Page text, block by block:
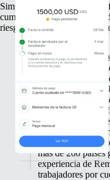
Simplifica la contratación, la
cumplimiento de las normas
riesgos de clasificación
Protege a tu
según las normas
caros, y reduce
Automatiza la
trabajadores por
que mejora la
Automatiza la
como el 1099 y
Colabora
más de 200 países
experiencia de
trabajadores por